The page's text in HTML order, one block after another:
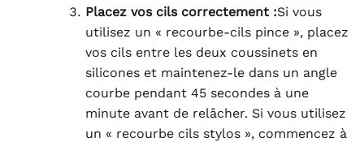
Placez vos cils correctement :Si vous
utilisez un « recourbe-cils pince », placez
vos cils entre les deux coussinets en
silicones et maintenez-le dans un angle
courbe pendant 45 secondes à une
minute avant de relâcher. Si vous utilisez
un « recourbe cils stylos », commencez à